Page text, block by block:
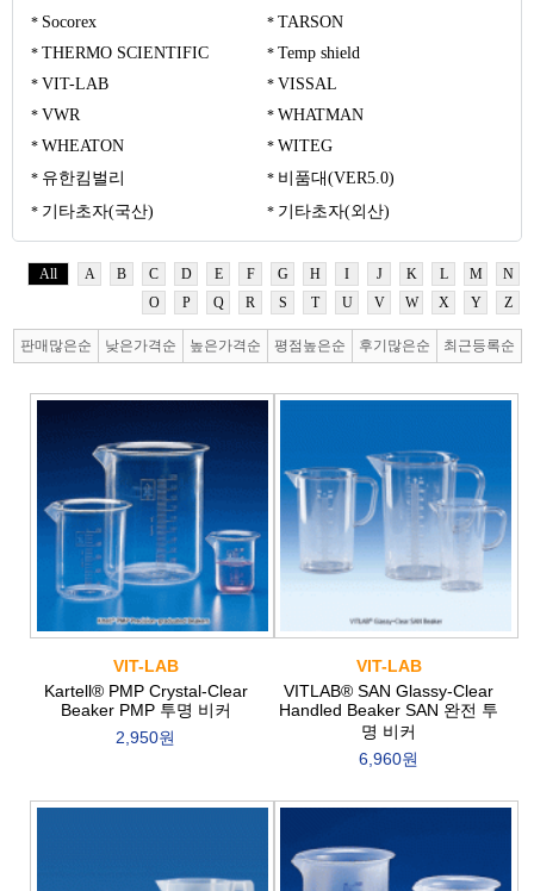
Socorex
TARSON
THERMO SCIENTIFIC
Temp shield
VIT-LAB
VISSAL
VWR
WHATMAN
WHEATON
WITEG
유한킴벌리
비품대(VER5.0)
기타초자(국산)
기타초자(외산)
All A B C D E F G H I J K L M
N
O
P Q R S T U V W X Y Z
판매많은순 낮은가격순 높은가격순 평점높은순 후기많은순 최근등록순
VIT-LAB
Kartell® PMP Crystal-Clear
Beaker PMP 투명 비커
2,950원
VIT-LAB
VITLAB® SAN Glassy-Clear
Handled Beaker SAN 완전 투
명 비커
6,960원